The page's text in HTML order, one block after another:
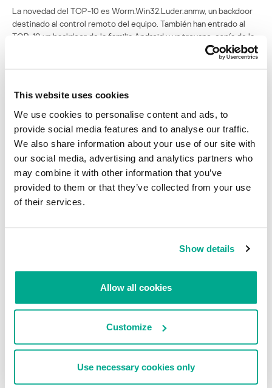
This website uses cookies
We use cookies to personalise content and ads, to
provide social media features and to analyse our traffic.
We also share information about your use of our site with
our social media, advertising and analytics partners who
may combine it with other information that you’ve
provided to them or that they’ve collected from your use
of their services.
Show details
Allow all cookies
Customize
Use necessary cookies only
La novedad del TOP-10 es Worm.Win32.Luder.anmw, un backdoor
destinado al control remoto del equipo. También han entrado al
TOP-10 un backdoor de la familia Android y un troyano-espía de la
familia Tepfer, programas ya conocidos en los meses anteriores de
índice ha crecido en un 1,8% y alcanzado el 14,2%. En un 1,2% ha
bajado el índice de Alemania (9,5%), pero este país ha conservado
En lugar de China y Rusia, que el mes pasado ocupaban los tres
últimos puestos del TOP-10, este mes tenemos a Hong-Kong
(2,9%) y Canadá (2,5%).